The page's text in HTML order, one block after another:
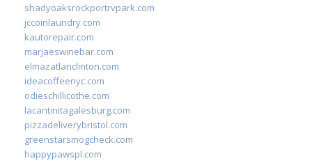
shadyoaksrockportrvpark.com
jccoinlaundry.com
kautorepair.com
marjaeswinebar.com
elmazatlanclinton.com
ideacoffeenyc.com
odieschillicothe.com
lacantinitagalesburg.com
pizzadeliverybristol.com
greenstarsmogcheck.com
happypawspl.com